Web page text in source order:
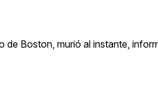
de Boston, murió al instante,